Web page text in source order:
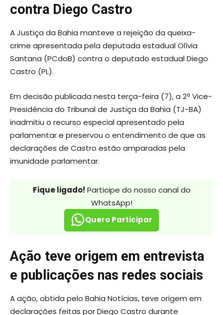
contra Diego Castro
A Justiça da Bahia manteve a rejeição da queixa-
crime apresentada pela deputada estadual Olívia
Santana (PCdoB) contra o deputado estadual Diego
Castro (PL).
Em decisão publicada nesta terça-feira (7), a 2ª Vice-
Presidência do Tribunal de Justiça da Bahia (TJ-BA)
inadmitiu o recurso especial apresentado pela
parlamentar e preservou o entendimento de que as
declarações de Castro estão amparadas pela
imunidade parlamentar.
Fique ligado! Participe do nosso canal do
WhatsApp!
Quero Participar
Ação teve origem em entrevista
e publicações nas redes sociais
A ação, obtida pelo Bahia Notícias, teve origem em
declarações feitas por Diego Castro durante